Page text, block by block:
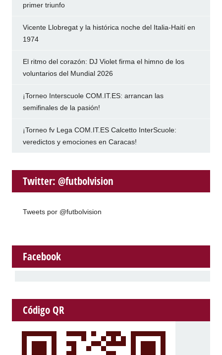
primer triunfo
Vicente Llobregat y la histórica noche del Italia-Haití en
1974
El ritmo del corazón: DJ Violet firma el himno de los
voluntarios del Mundial 2026
¡Torneo Interscuole COM.IT.ES: arrancan las
semifinales de la pasión!
¡Torneo fv Lega COM.IT.ES Calcetto InterScuole:
veredictos y emociones en Caracas!
Twitter: @futbolvision
Tweets por @futbolvision
Facebook
Código QR